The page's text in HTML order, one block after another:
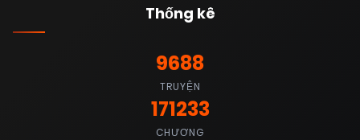
Thống kê
9688
TRUYỆN
171233
CHƯƠNG